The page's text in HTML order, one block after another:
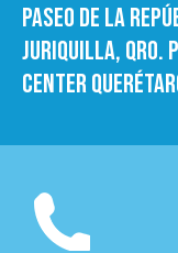
Paseo de la
Juriquilla, Qro.
Center